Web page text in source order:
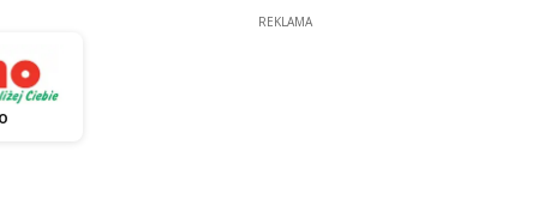
REKLAMA